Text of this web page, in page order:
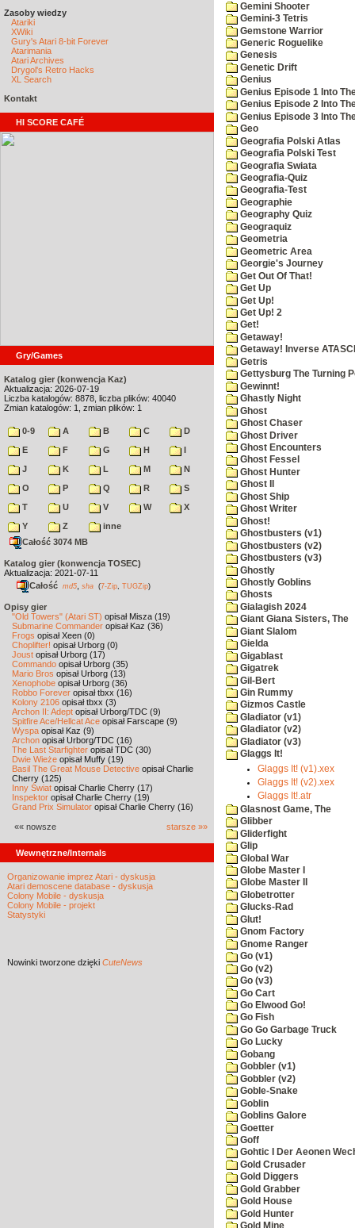
Zasoby wiedzy
Atariki
XWiki
Gury's Atari 8-bit Forever
Atarimania
Atari Archives
Drygol's Retro Hacks
XL Search
Kontakt
HI SCORE CAFÉ
Gry/Games
Katalog gier (konwencja Kaz)
Aktualizacja: 2026-07-19
Liczba katalogów: 8878, liczba plików: 40040
Zmian katalogów: 1, zmian plików: 1
0-9 A B C
D
E
F G H
I
J
K L M
N
O
P Q R
S
T
U V W
X
Y
Z
inne
Całość 3074 MB
Katalog gier (konwencja TOSEC)
Aktualizacja: 2021-07-11
Całość md5 sha (7-Zip TUGZip)
Opisy gier
"Old Towers" (Atari ST) opisał Misza (19)
Submarine Commander opisał Kaz (36)
Frogs opisał Xeen (0)
Choplifter! opisał Urborg (0)
Joust opisał Urborg (17)
Commando opisał Urborg (35)
Mario Bros opisał Urborg (13)
Xenophobe opisał Urborg (36)
Robbo Forever opisał tbxx (16)
Kolony 2106 opisał tbxx (3)
Archon II: Adept opisał Urborg/TDC (9)
Spitfire Ace/Hellcat Ace opisał Farscape (9)
Wyspa opisał Kaz (9)
Archon opisał Urborg/TDC (16)
The Last Starfighter opisał TDC (30)
Dwie Wieże opisał Muffy (19)
Basil The Great Mouse Detective opisał Charlie
Cherry (125)
Inny Świat opisał Charlie Cherry (17)
Inspektor opisał Charlie Cherry (19)
Grand Prix Simulator opisał Charlie Cherry (16)
«« nowsze starsze »»
Wewnętrzne/Internals
Organizowanie imprez Atari - dyskusja
Atari demoscene database - dyskusja
Colony Mobile - dyskusja
Colony Mobile - projekt
Statystyki
Nowinki tworzone dzięki CuteNews
Gemini Shooter
Gemini-3 Tetris
Gemstone Warrior
Generic Roguelike
Genesis
Genetic Drift
Genius
Genius Episode 1 Into
Genius Episode 2 Into
Genius Episode 3 Into
Geo
Geografia Polski Atlas
Geografia Polski Test
Geografia Swiata
Geografia-Quiz
Geografia-Test
Geographie
Geography Quiz
Geograquiz
Geometria
Geometric Area
Georgie's Journey
Get Out Of That!
Get Up
Get Up!
Get Up! 2
Get!
Getaway!
Getaway! Inverse
Getris
Gettysburg The Turning
Gewinnt!
Ghastly Night
Ghost
Ghost Chaser
Ghost Driver
Ghost Encounters
Ghost Fessel
Ghost Hunter
Ghost II
Ghost Ship
Ghost Writer
Ghost!
Ghostbusters (v1)
Ghostbusters (v2)
Ghostbusters (v3)
Ghostly
Ghostly Goblins
Ghosts
Gialagish 2024
Giant Giana Sisters, The
Giant Slalom
Gielda
Gigablast
Gigatrek
Gil-Bert
Gin Rummy
Gizmos Castle
Gladiator (v1)
Gladiator (v2)
Gladiator (v3)
Glaggs It!
Glaggs It! (v1).xex
Glaggs It! (v2).xex
Glaggs It!.atr
Glasnost Game, The
Glibber
Gliderfight
Glip
Global War
Globe Master I
Globe Master II
Globetrotter
Glucks-Rad
Glut!
Gnom Factory
Gnome Ranger
Go (v1)
Go (v2)
Go (v3)
Go Cart
Go Elwood Go!
Go Fish
Go Go Garbage Truck
Go Lucky
Gobang
Gobbler (v1)
Gobbler (v2)
Goble-Snake
Goblin
Goblins Galore
Goetter
Goff
Gohtic I Der Aeonen
Gold Crusader
Gold Diggers
Gold Grabber
Gold House
Gold Hunter
Gold Mine